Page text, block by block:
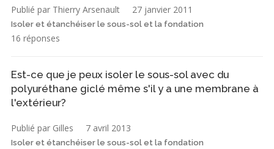
Publié par Thierry Arsenault 27 janvier 2011
Isoler et étanchéiser le sous-sol et la fondation
16 réponses
Est-ce que je peux isoler le sous-sol avec du
polyuréthane giclé même s'il y a une membrane à
l'extérieur?
Publié par Gilles 7 avril 2013
Isoler et étanchéiser le sous-sol et la fondation